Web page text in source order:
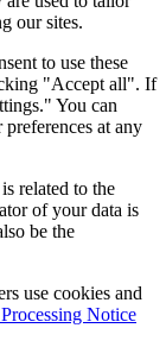
our sites.
to use these
"Accept all". If
You can
at any
related to the
of your data is
be the
use cookies and
Notice